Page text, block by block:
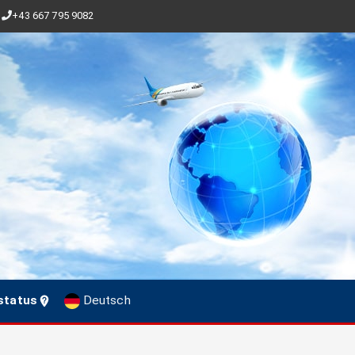
+43 667 795 9082
Deutsch